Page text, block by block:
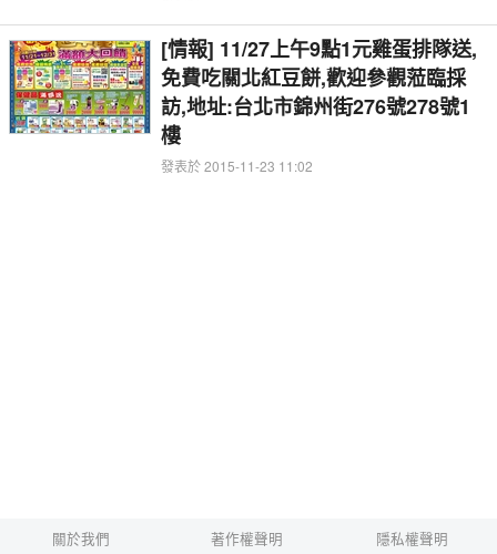
[情報] 11/27上午9點1元雞蛋排隊送,
免費吃關北紅豆餅,歡迎參觀蒞臨採
訪,地址:台北市錦州街276號278號1
樓
發表於 2015-11-23 11:02
關於我們 著作權聲明 隱私權聲明